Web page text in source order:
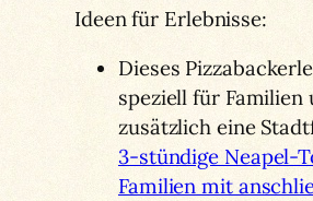
Ideen für Erlebnisse:
Dieses
speziell für Familien
zusätzlich eine
3-stündige Neapel-
Familien mit